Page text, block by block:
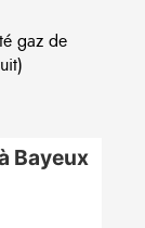
gaz de
Bayeux